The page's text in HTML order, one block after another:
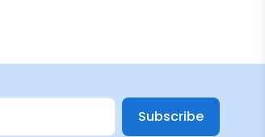
Subscribe